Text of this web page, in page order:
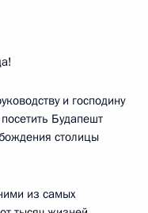
и господину
Будапешт
столицы
из самых